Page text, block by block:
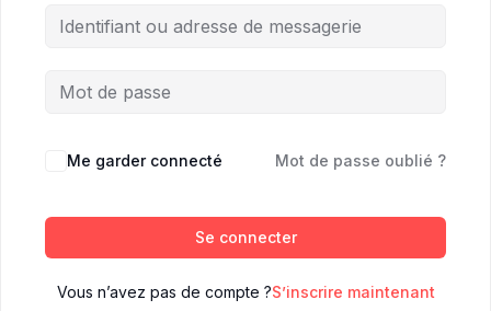
Me garder connecté Mot de passe oublié ?
Se connecter
Vous n’avez pas de compte ?S’inscrire maintenant